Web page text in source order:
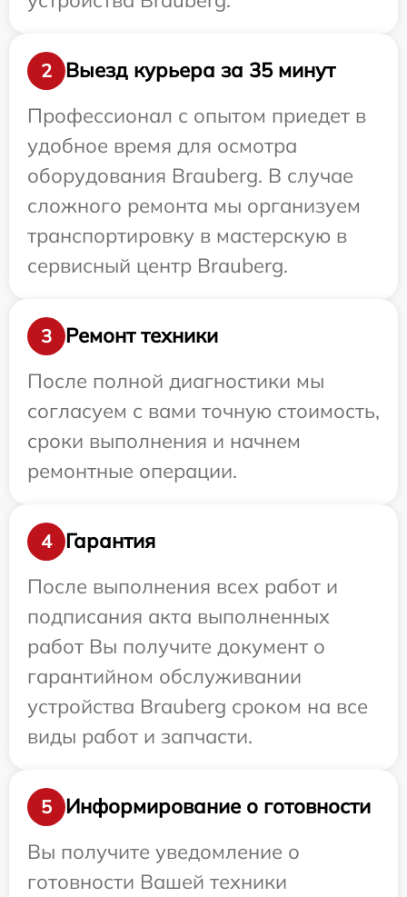
2
Выезд курьера за 35 минут
Профессионал с опытом приедет в
удобное время для осмотра
оборудования Brauberg. В случае
сложного ремонта мы организуем
транспортировку в мастерскую в
сервисный центр Brauberg.
3
Ремонт техники
После полной диагностики мы
согласуем с вами точную стоимость,
сроки выполнения и начнем
ремонтные операции.
4
Гарантия
После выполнения всех работ и
подписания акта выполненных
работ Вы получите документ о
гарантийном обслуживании
устройства Brauberg сроком на все
виды работ и запчасти.
5
Информирование о готовности
Вы получите уведомление о
готовности Вашей техники